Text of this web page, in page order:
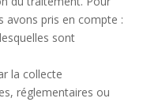
avons pris en compte :
sont
la collecte
réglementaires ou